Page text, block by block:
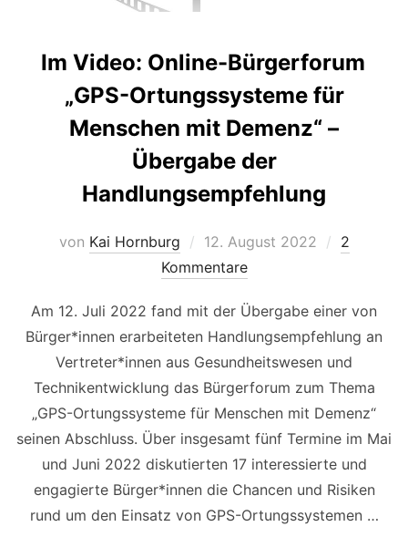
Im Video: Online-Bürgerforum
„GPS-Ortungssysteme für
Menschen mit Demenz“ –
Übergabe der
Handlungsempfehlung
von Kai Hornburg
Veröffentlicht
am
12. August 2022
2
Kommentare
Am 12. Juli 2022 fand mit der Übergabe einer von
Bürger*innen erarbeiteten Handlungsempfehlung an
Vertreter*innen aus Gesundheitswesen und
Technikentwicklung das Bürgerforum zum Thema
„GPS-Ortungssysteme für Menschen mit Demenz“
seinen Abschluss. Über insgesamt fünf Termine im Mai
und Juni 2022 diskutierten 17 interessierte und
engagierte Bürger*innen die Chancen und Risiken
rund um den Einsatz von GPS-Ortungssystemen …